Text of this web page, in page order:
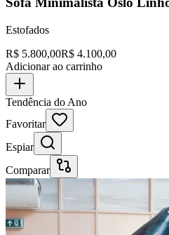
Estofados
R$ 5.800,00R$ 4.100,00
Adicionar ao carrinho
Tendência do Ano
Favoritar
Espiar
Comparar